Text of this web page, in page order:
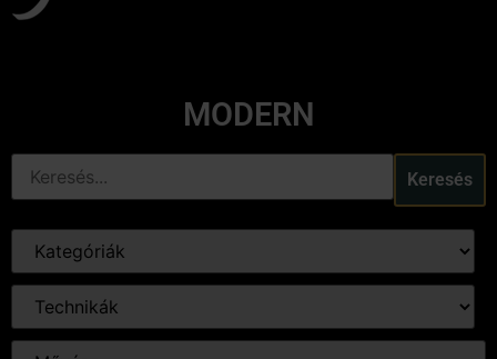
MODERN
Keresés